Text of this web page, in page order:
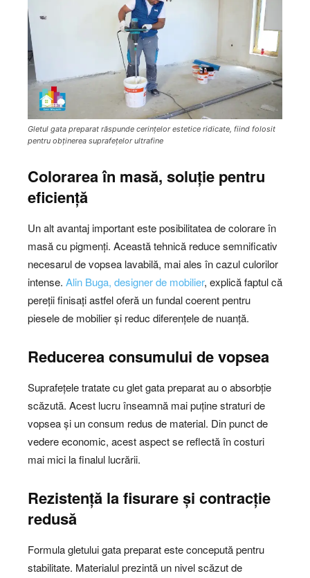
Gletul gata preparat răspunde cerințelor estetice ridicate, fiind folosit
pentru obținerea suprafețelor ultrafine
Colorarea în masă, soluție pentru
eficiență
Un alt avantaj important este posibilitatea de colorare în
masă cu pigmenți. Această tehnică reduce semnificativ
necesarul de vopsea lavabilă, mai ales în cazul culorilor
intense. Alin Buga, designer de mobilier, explică faptul că
pereții finisați astfel oferă un fundal coerent pentru
piesele de mobilier și reduc diferențele de nuanță.
Reducerea consumului de vopsea
Suprafețele tratate cu glet gata preparat au o absorbție
scăzută. Acest lucru înseamnă mai puține straturi de
vopsea și un consum redus de material. Din punct de
vedere economic, acest aspect se reflectă în costuri
mai mici la finalul lucrării.
Rezistență la fisurare și contracție
redusă
Formula gletului gata preparat este concepută pentru
stabilitate. Materialul prezintă un nivel scăzut de